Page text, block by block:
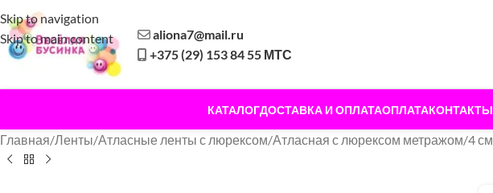
Skip to navigation
Skip to main content
aliona7@mail.ru
+375 (29) 153 84 55 МТС
КАТАЛОГДОСТАВКА И ОПЛАТАОПЛАТАКОНТАКТЫ
Главная/Ленты/Атласные ленты с люрексом/Атласная с люрексом метражом/4 см